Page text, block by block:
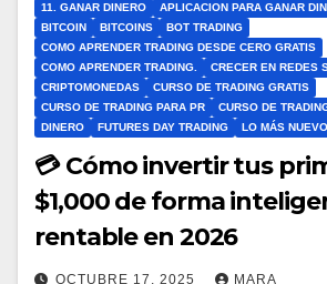
11. GANAR DINERO APLICACION PARA GANAR
BITCOIN
BITCOINS
BOT TRADING
COMO APRENDER TRADING DESDE CERO GRATIS
COMO APRENDER TRADING.
CRECER EN REDES
CRIPTOMONEDAS
CURSO DE TRADING GRATIS
CURSO DE TRADING PARA PR
CURSO DE
DINERO
FUTURES DAY TRADING LO MÁS NUEVO
💳 Cómo invertir tus
$1,000 de forma
rentable en 2026
OCTUBRE 17, 2025 MARA